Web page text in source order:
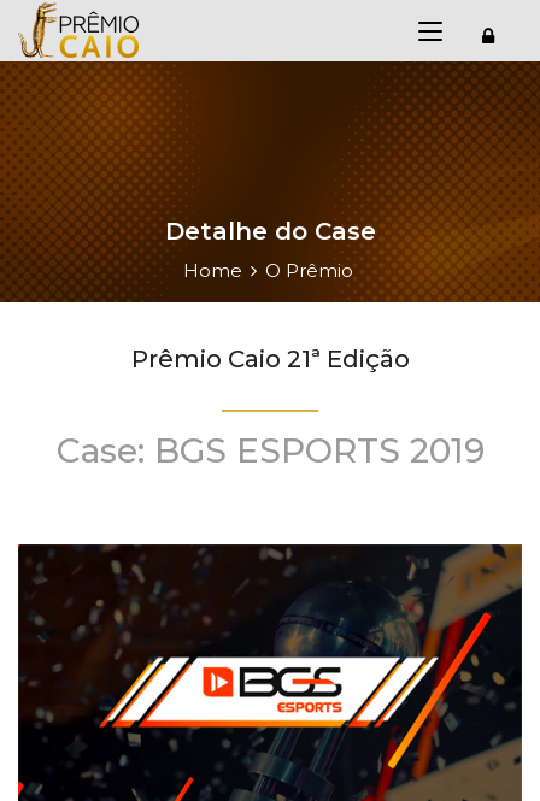
Detalhe do Case
Home O Prêmio
Prêmio Caio 21ª Edição
Case: BGS ESPORTS 2019